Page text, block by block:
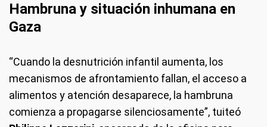
Hambruna y situación inhumana en
Gaza
“Cuando la desnutrición infantil aumenta, los
mecanismos de afrontamiento fallan, el acceso a
alimentos y atención desaparece, la hambruna
comienza a propagarse silenciosamente”, tuiteó